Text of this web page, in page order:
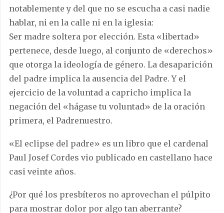
notablemente y del que no se escucha a casi nadie
hablar, ni en la calle ni en la iglesia:
Ser madre soltera por elección. Esta «libertad»
pertenece, desde luego, al conjunto de «derechos»
que otorga la ideología de género. La desaparición
del padre implica la ausencia del Padre. Y el
ejercicio de la voluntad a capricho implica la
negación del «hágase tu voluntad» de la oración
primera, el Padrenuestro.
«El eclipse del padre» es un libro que el cardenal
Paul Josef Cordes vio publicado en castellano hace
casi veinte años.
¿Por qué los presbíteros no aprovechan el púlpito
para mostrar dolor por algo tan aberrante?